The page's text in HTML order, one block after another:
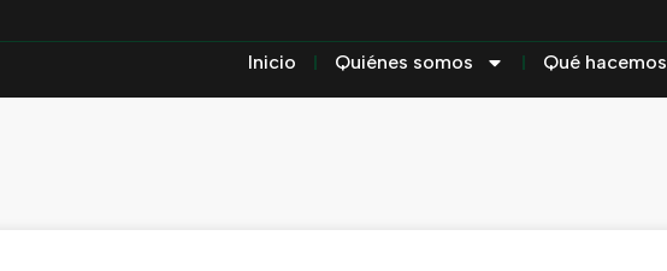
Inicio Quiénes somos Qué hacemos